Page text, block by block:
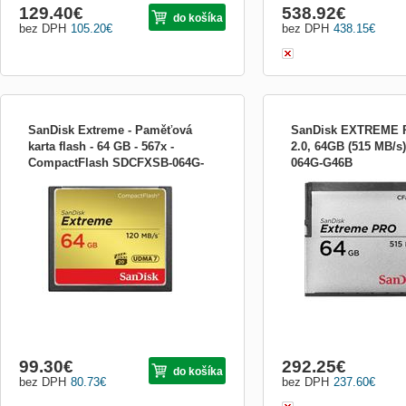
105.20€
bez DPH
129.40€ do košíka
438.15€
bez DPH
538.92€
SanDisk Extreme - Paměťová
karta flash - 64 GB - 567x -
CompactFlash SDCFXSB-064G-
FLASH pamäťové karty Typ pamäťovej
karty FLASH: CompactFlash Kapacita
pamäti (flash): 64 GB Rýchlosť čítania:
120 MB/s Rýchlosť zápisu: 85 MB/s Šírka:
1.7 palcov Hĺbka: 0.1 palcov Výška: 1.4
palcov Prepínač ochrany záp...
80.73€
bez DPH
99.30€ do košíka
SanDisk EXTREME
2.0, 64GB (515 MB/
064G-G46B
FLASH pamäťové karty
karty FLASH: CFast
(flash): 64 GB Rýchlosť
Rýchlosť zápisu: 240
1.7 palcov Hĺbka: 36
Výška: 3.3 mm, 0.13
237.60€
bez DPH
292.25€